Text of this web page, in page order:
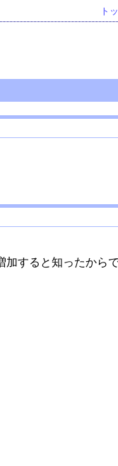
ト
加すると知ったから